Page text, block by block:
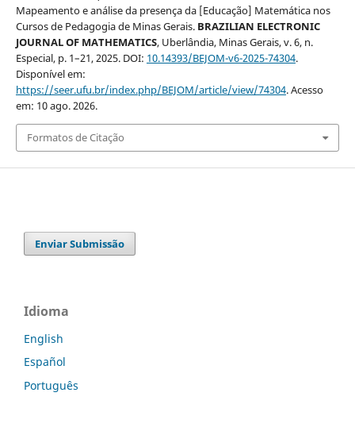
Mapeamento e análise da presença da [Educação] Matemática nos
Cursos de Pedagogia de Minas Gerais. BRAZILIAN ELECTRONIC
JOURNAL OF MATHEMATICS, Uberlândia, Minas Gerais, v. 6, n.
Especial, p. 1–21, 2025. DOI: 10.14393/BEJOM-v6-2025-74304.
Disponível em:
https://seer.ufu.br/index.php/BEJOM/article/view/74304. Acesso
em: 10 ago. 2026.
Formatos de Citação
Enviar Submissão
Idioma
English
Español
Português